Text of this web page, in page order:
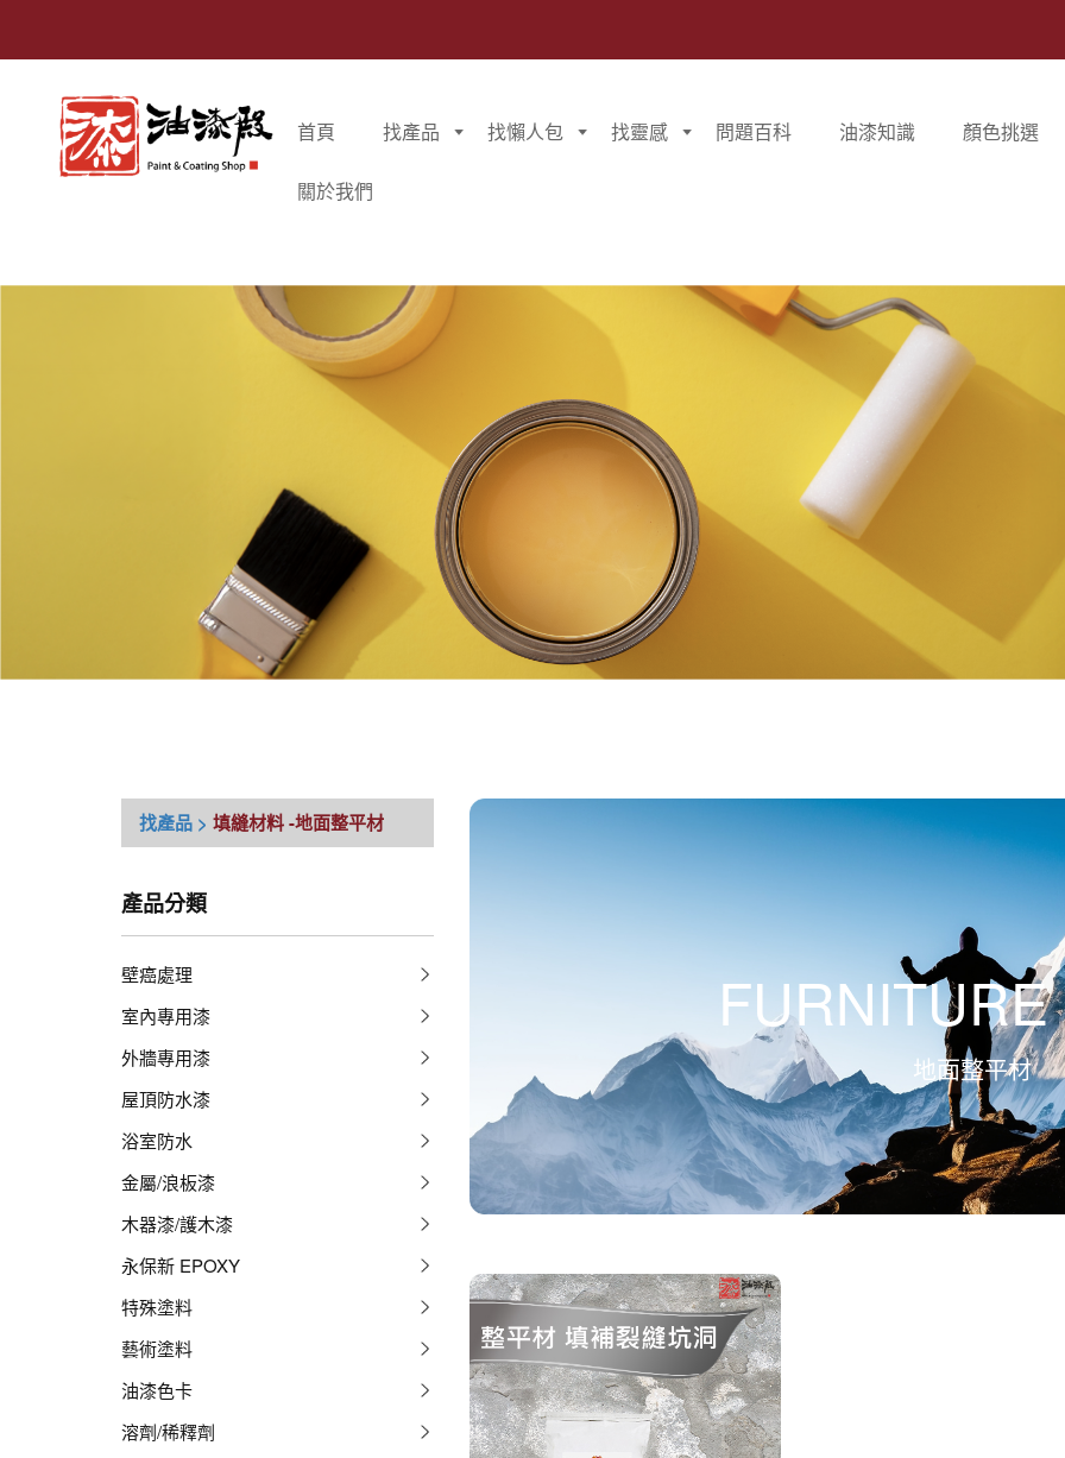
首頁 找產品 找懶人包 找靈感 問題百科 油漆知識 顏色挑選
關於我們
找產品 > 填縫材料-地面整平材
產品分類
壁癌處理
室內專用漆
外牆專用漆
屋頂防水漆
浴室防水
金屬/浪板漆
木器漆/護木漆
永保新 EPOXY
特殊塗料
藝術塗料
油漆色卡
溶劑/稀釋劑
地面整平材